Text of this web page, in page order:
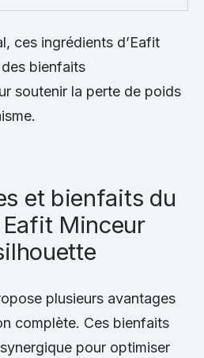
ces ingrédients d’Eafit
bienfaits
soutenir la perte de poids
et bienfaits du
Minceur
plusieurs avantages
complète. Ces bienfaits
pour optimiser